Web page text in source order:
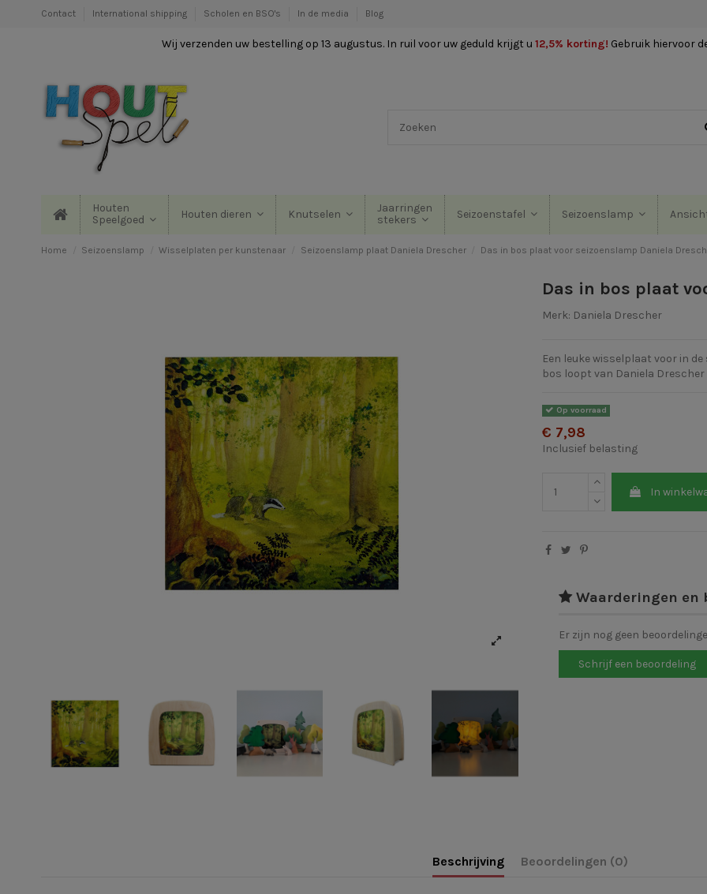
Contact International shipping Scholen en BSO's In de media Blog
Wij verzenden uw bestelling op 13 augustus. In ruil voor uw geduld krijgt u 12,5% korting! Gebruik hiervoor
Houten
Speelgoed
Houten dieren Knutselen
Jaarringen
stekers
Seizoenstafel Seizoenslamp
Home Seizoenslamp Wisselplaten per kunstenaar Seizoenslamp plaat Daniela Drescher Das in bos plaat voor seizoenslamp Daniela
Das in bos plaat
Merk: Daniela Drescher
Een leuke wisselplaat voor in
bos loopt van Daniela Drescher
Op voorraad
€ 7,98
Inclusief belasting
In
Waarderingen en
Er zijn nog geen
Schrijf een beoordeling
Beschrijving Beoordelingen (0)